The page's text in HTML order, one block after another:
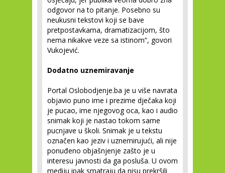
odgovor na to pitanje. Posebno su
neukusni tekstovi koji se bave
pretpostavkama, dramatizacijom, što
nema nikakve veze sa istinom“, govori
Vukojević.
Dodatno uznemiravanje
Portal Oslobodjenje.ba je u više navrata
objavio puno ime i prezime dječaka koji
je pucao, ime njegovog oca, kao i audio
snimak koji je nastao tokom same
pucnjave u školi. Snimak je u tekstu
označen kao jeziv i uznemirujući, ali nije
ponuđeno objašnjenje zašto je u
interesu javnosti da ga posluša. U ovom
mediju ipak smatraju da nisu prekršili